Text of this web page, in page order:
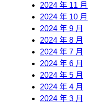
2024 年 11 月
2024 年 10 月
2024 年 9 月
2024 年 8 月
2024 年 7 月
2024 年 6 月
2024 年 5 月
2024 年 4 月
2024 年 3 月